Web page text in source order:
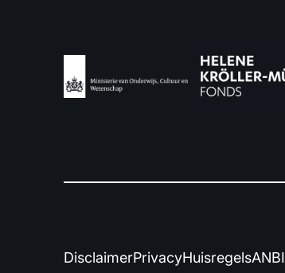
DisclaimerPrivacyHuisregelsANBI